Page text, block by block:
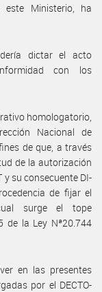
este Ministerio, ha
dictar el acto
con los
homologatorio,
Nacional de
de que, a través
de la autorización
y su consecuente DI-
de fijar el
surge el tope
de la Ley Nª20.744
en las presentes
por el DECTO-